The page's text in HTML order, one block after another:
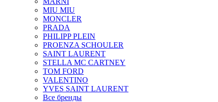
MIU MIU
MONCLER
PRADA
PHILIPP PLEIN
PROENZA SCHOULER
SAINT LAURENT
STELLA MC CARTNEY
TOM FORD
VALENTINO
YVES SAINT LAURENT
Все бренды